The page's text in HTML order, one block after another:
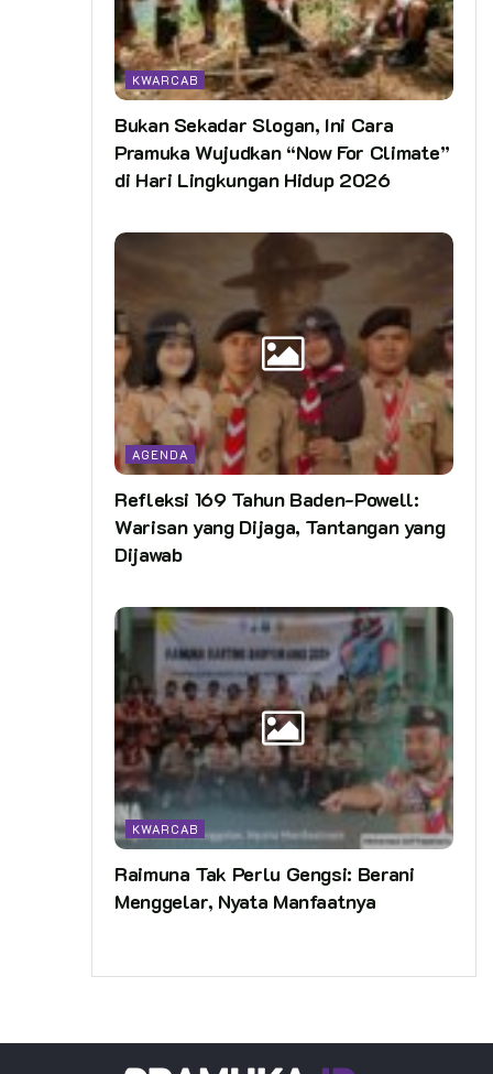
KWARCAB
Bukan Sekadar Slogan, Ini Cara
Pramuka Wujudkan “Now For Climate”
di Hari Lingkungan Hidup 2026
AGENDA
Refleksi 169 Tahun Baden-Powell:
Warisan yang Dijaga, Tantangan yang
Dijawab
KWARCAB
Raimuna Tak Perlu Gengsi: Berani
Menggelar, Nyata Manfaatnya